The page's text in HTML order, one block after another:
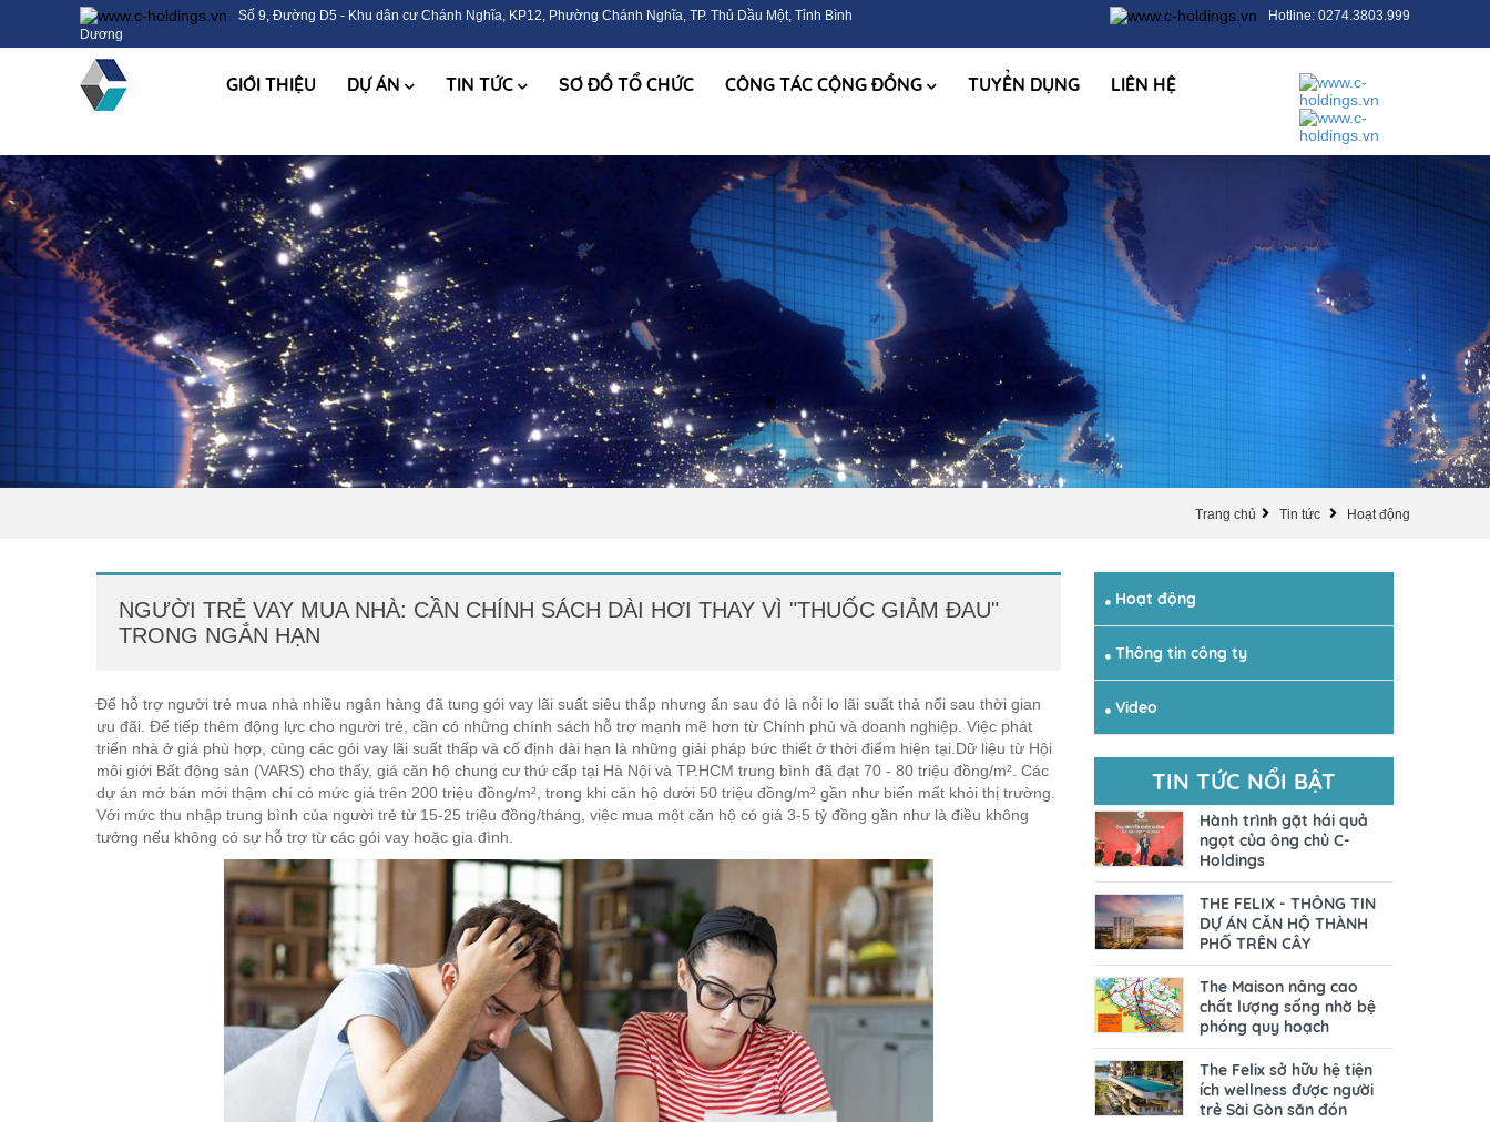
Số 9, Đường D5 - Khu dân cư Chánh Nghĩa, KP12, Phường Chánh Nghĩa, TP. Thủ Dầu Một, Tỉnh Bình
Dương
Hotline: 0274.3803.999
GIỚI THIỆU DỰ ÁN TIN TỨC SƠ ĐỒ TỔ CHỨC CÔNG TÁC CỘNG ĐỒNG TUYỂN DỤNG LIÊN HỆ
Trang chủ Tin tức Hoạt động
NGƯỜI TRẺ VAY MUA NHÀ: CẦN CHÍNH SÁCH DÀI HƠI THAY VÌ "THUỐC GIẢM ĐAU"
TRONG NGẮN HẠN
Để hỗ trợ người trẻ mua nhà nhiều ngân hàng đã tung gói vay lãi suất siêu thấp nhưng ẩn sau đó là nỗi lo lãi suất thả nổi sau thời gian
ưu đãi. Để tiếp thêm động lực cho người trẻ, cần có những chính sách hỗ trợ mạnh mẽ hơn từ Chính phủ và doanh nghiệp. Việc phát
triển nhà ở giá phù hợp, cùng các gói vay lãi suất thấp và cố định dài hạn là những giải pháp bức thiết ở thời điểm hiện tại.Dữ liệu từ Hội
môi giới Bất động sản (VARS) cho thấy, giá căn hộ chung cư thứ cấp tại Hà Nội và TP.HCM trung bình đã đạt 70 - 80 triệu đồng/m². Các
dự án mở bán mới thậm chí có mức giá trên 200 triệu đồng/m², trong khi căn hộ dưới 50 triệu đồng/m² gần như biến mất khỏi thị trường.
Với mức thu nhập trung bình của người trẻ từ 15-25 triệu đồng/tháng, việc mua một căn hộ có giá 3-5 tỷ đồng gần như là điều không
tưởng nếu không có sự hỗ trợ từ các gói vay hoặc gia đình.
Hoạt động
Thông tin công ty
Video
TIN TỨC NỔI BẬT
Hành trình gặt hái quả
ngọt của ông chủ C-
Holdings
THE FELIX - THÔNG TIN
DỰ ÁN CĂN HỘ THÀNH
PHỐ TRÊN CÂY
The Maison nâng cao
chất lượng sống nhờ bệ
phóng quy hoạch
The Felix sở hữu hệ tiện
ích wellness được người
trẻ Sài Gòn săn đón